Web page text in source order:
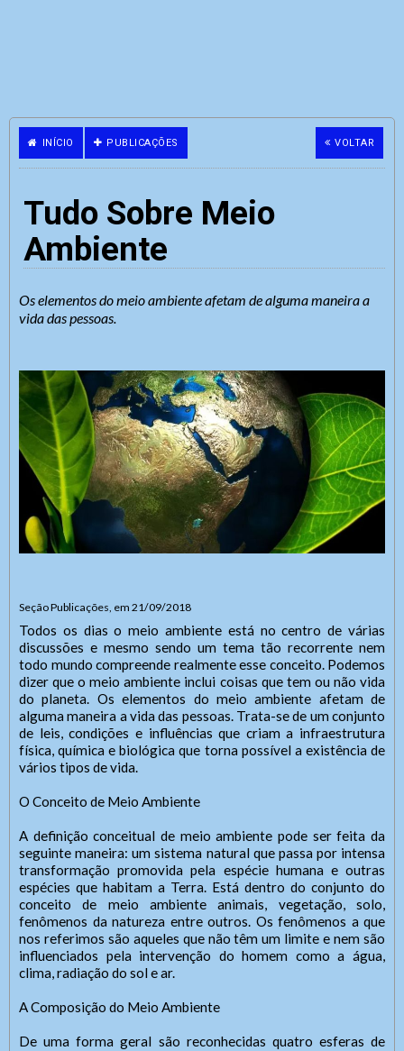
INÍCIO PUBLICAÇÕES VOLTAR
Tudo Sobre Meio
Ambiente
Os elementos do meio ambiente afetam de alguma maneira a
vida das pessoas.
Seção Publicações, em 21/09/2018
Todos os dias o meio ambiente está no centro de várias
discussões e mesmo sendo um tema tão recorrente nem
todo mundo compreende realmente esse conceito. Podemos
dizer que o meio ambiente inclui coisas que tem ou não vida
do planeta. Os elementos do meio ambiente afetam de
alguma maneira a vida das pessoas. Trata-se de um conjunto
de leis, condições e influências que criam a infraestrutura
física, química e biológica que torna possível a existência de
vários tipos de vida.
O Conceito de Meio Ambiente
A definição conceitual de meio ambiente pode ser feita da
seguinte maneira: um sistema natural que passa por intensa
transformação promovida pela espécie humana e outras
espécies que habitam a Terra. Está dentro do conjunto do
conceito de meio ambiente animais, vegetação, solo,
fenômenos da natureza entre outros. Os fenômenos a que
nos referimos são aqueles que não têm um limite e nem são
influenciados pela intervenção do homem como a água,
clima, radiação do sol e ar.
A Composição do Meio Ambiente
De uma forma geral são reconhecidas quatro esferas de